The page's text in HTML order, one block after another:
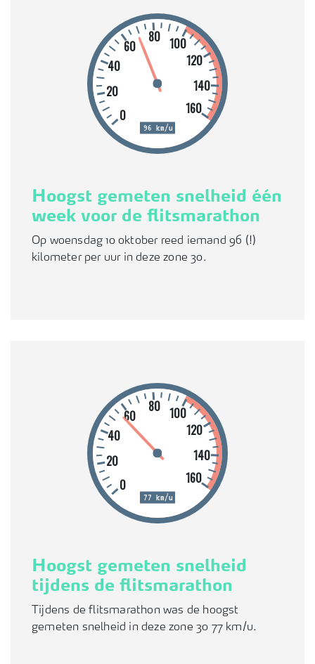
0
20
40
60
80 100
120
140
160
96 km/u
Hoogst gemeten snelheid één
week voor de flitsmarathon
Op woensdag 10 oktober reed iemand 96 (!)
kilometer per uur in deze zone 30.
0
20
40
60
80 100
120
140
160
77 km/u
Hoogst gemeten snelheid
tijdens de flitsmarathon
Tijdens de flitsmarathon was de hoogst
gemeten snelheid in deze zone 30 77 km/u.